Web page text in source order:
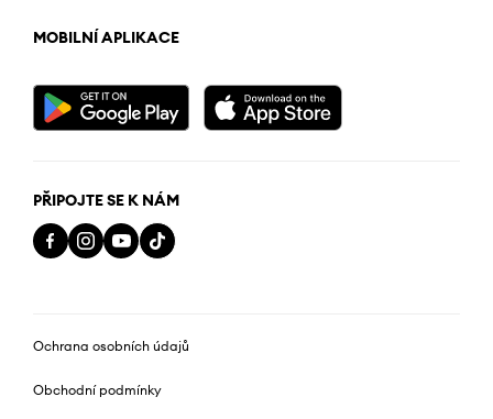
MOBILNÍ APLIKACE
PŘIPOJTE SE K NÁM
Ochrana osobních údajů
Obchodní podmínky